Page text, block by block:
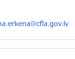
pasts: